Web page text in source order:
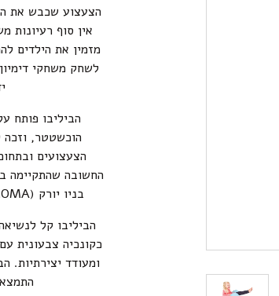
הצעצוע שכבש את
אין סוף רעיונות
מזמין את הילדים
לשחק משחקי
הביליבו פותח
הוכשטטר, וזכה
הצעצועים
החשובה שהתקיימה
בניו יורק (MOMA) שעסקה במשחקי הילדים וילדות.
הביליבו קל
כקונכיה צבעונית
ומעודד יצירתיות.